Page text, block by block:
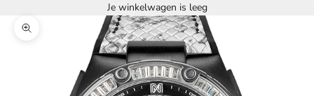
Je winkelwagen is leeg
In-/uitzoomen